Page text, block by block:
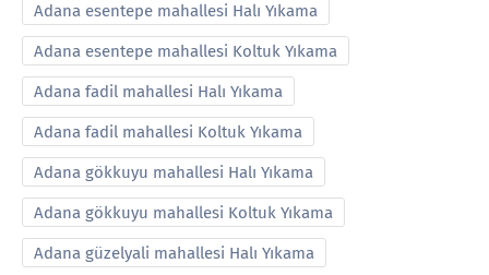
Adana esentepe mahallesi Halı Yıkama
Adana esentepe mahallesi Koltuk Yıkama
Adana fadil mahallesi Halı Yıkama
Adana fadil mahallesi Koltuk Yıkama
Adana gökkuyu mahallesi Halı Yıkama
Adana gökkuyu mahallesi Koltuk Yıkama
Adana güzelyali mahallesi Halı Yıkama